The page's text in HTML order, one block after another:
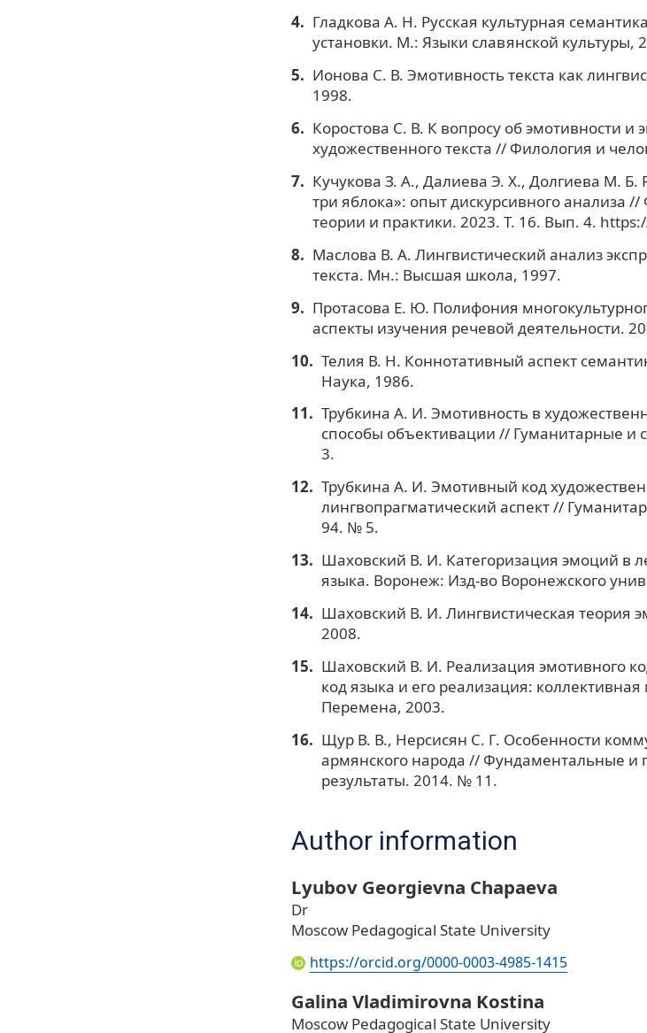
Гладкова А. Н. Русская культурная
установки. М.: Языки славянской культуры,
Ионова С. В. Эмотивность текста как
1998.
Коростова С. В. К вопросу об эмотивности и
художественного текста // Филология и
Кучукова З. А., Далиева Э. Х., Долгиева М.
три яблока»: опыт дискурсивного анализа
теории и практики. 2023. Т. 16. Вып. 4.
Маслова В. А. Лингвистический анализ
текста. Мн.: Высшая школа, 1997.
Протасова Е. Ю. Полифония
аспекты изучения речевой деятельности.
Телия В. Н. Коннотативный аспект
Наука, 1986.
Трубкина А. И. Эмотивность в
способы объективации // Гуманитарные и
3.
Трубкина А. И. Эмотивный код
лингвопрагматический аспект //
94. № 5.
Шаховский В. И. Категоризация эмоций в
языка. Воронеж: Изд-во Воронежского
Шаховский В. И. Лингвистическая теория
2008.
Шаховский В. И. Реализация эмотивного
код языка и его реализация:
Перемена, 2003.
Щур В. В., Нерсисян С. Г. Особенности
армянского народа // Фундаментальные и
результаты. 2014. № 11.
Author information
Lyubov Georgievna Chapaeva
Dr
Moscow Pedagogical State University
https://orcid.org/0000-0003-4985-1415
Galina Vladimirovna Kostina
Moscow Pedagogical State University